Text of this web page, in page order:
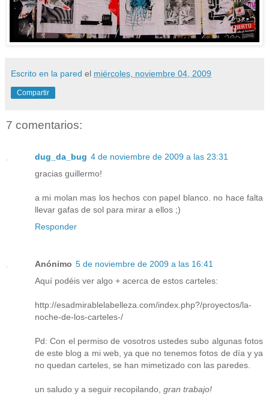
Escrito en la pared el miércoles, noviembre 04, 2009
Compartir
7 comentarios:
dug_da_bug 4 de noviembre de 2009 a las 23:31
gracias guillermo!
a mi molan mas los hechos con papel blanco. no hace falta
llevar gafas de sol para mirar a ellos ;)
Responder
Anónimo 5 de noviembre de 2009 a las 16:41
Aquí podéis ver algo + acerca de estos carteles:
http://esadmirablelabelleza.com/index.php?/proyectos/la-
noche-de-los-carteles-/
Pd: Con el permiso de vosotros ustedes subo algunas fotos
de este blog a mi web, ya que no tenemos fotos de día y ya
no quedan carteles, se han mimetizado con las paredes.
un saludo y a seguir recopilando, gran trabajo!